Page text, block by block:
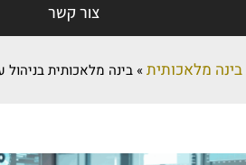
צור קשר
» בינה מלאכותית בניהול